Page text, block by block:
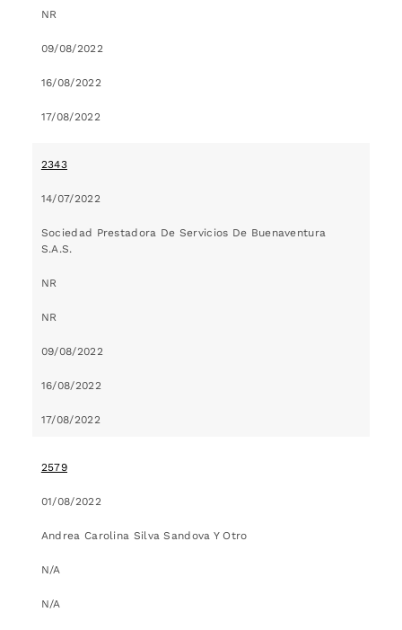
NR
09/08/2022
16/08/2022
17/08/2022
2343
14/07/2022
Sociedad Prestadora De Servicios De Buenaventura
S.A.S.
NR
NR
09/08/2022
16/08/2022
17/08/2022
2579
01/08/2022
Andrea Carolina Silva Sandova Y Otro
N/A
N/A